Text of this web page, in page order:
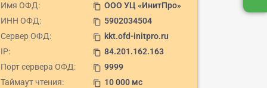
Имя ОФД: content_copy ООО УЦ «ИнитПро»
ИНН ОФД:
content_copy 5902034504
Сервер ОФД:
content_copy kkt.ofd-initpro.ru
IP:
content_copy 84.201.162.163
Порт сервера ОФД:
content_copy 9999
Таймаут чтения:
content_copy 10 000 мс